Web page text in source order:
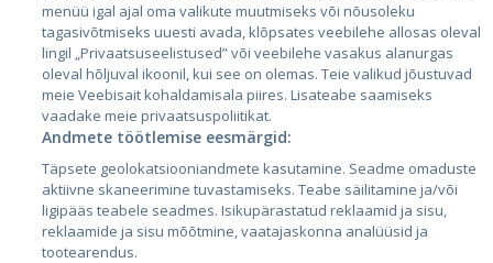
City24.lv
City24.ee
GetaPro.lv
GetaPro.ee
CVbankas.lt
Kainos.lt
Paslaugos.lt
auto24.ee
menüü igal ajal oma valikute muutmiseks või nõusoleku
tagasivõtmiseks uuesti avada, klõpsates veebilehe allosas oleval
lingil „Privaatsuseelistused” või veebilehe vasakus alanurgas
oleval hõljuval ikoonil, kui see on olemas. Teie valikud jõustuvad
meie Veebisait kohaldamisala piires. Lisateabe saamiseks
vaadake meie privaatsuspoliitikat.
Andmete töötlemise eesmärgid:
Täpsete geolokatsiooniandmete kasutamine. Seadme omaduste
aktiivne skaneerimine tuvastamiseks. Teabe säilitamine ja/või
ligipääs teabele seadmes. Isikupärastatud reklaamid ja sisu,
reklaamide ja sisu mõõtmine, vaatajaskonna analüüsid ja
tootearendus.